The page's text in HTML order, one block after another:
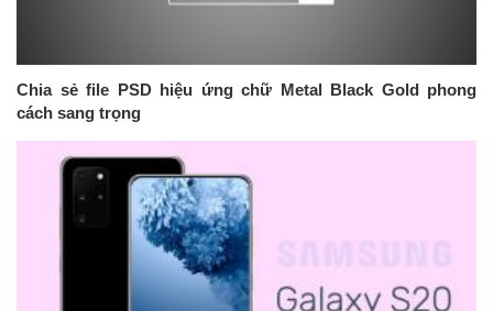
Chia sẻ file PSD hiệu ứng chữ Metal Black Gold phong
cách sang trọng